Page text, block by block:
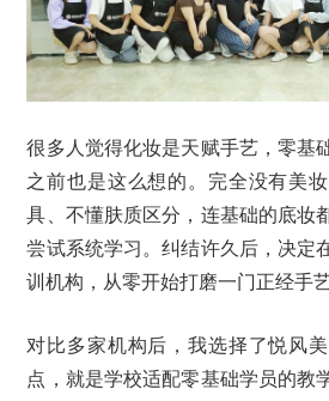
很多人觉得化妆是天赋手艺，零基
之前也是这么想的。完全没有美
具、不懂肤质区分，连基础的底妆
尝试系统学习。纠结许久后，决定
训机构，从零开始打磨一门正经手艺
对比多家机构后，我选择了悦风
点，就是学校适配零基础学员的教